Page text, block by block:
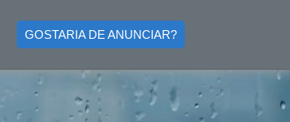
GOSTARIA DE ANUNCIAR?